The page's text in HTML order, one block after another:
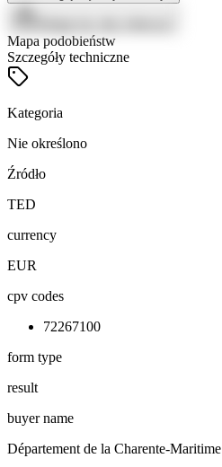
Mapa podobieństw
Szczegóły techniczne
Kategoria
Nie określono
Źródło
TED
currency
EUR
cpv codes
72267100
form type
result
buyer name
Département de la Charente-Maritime